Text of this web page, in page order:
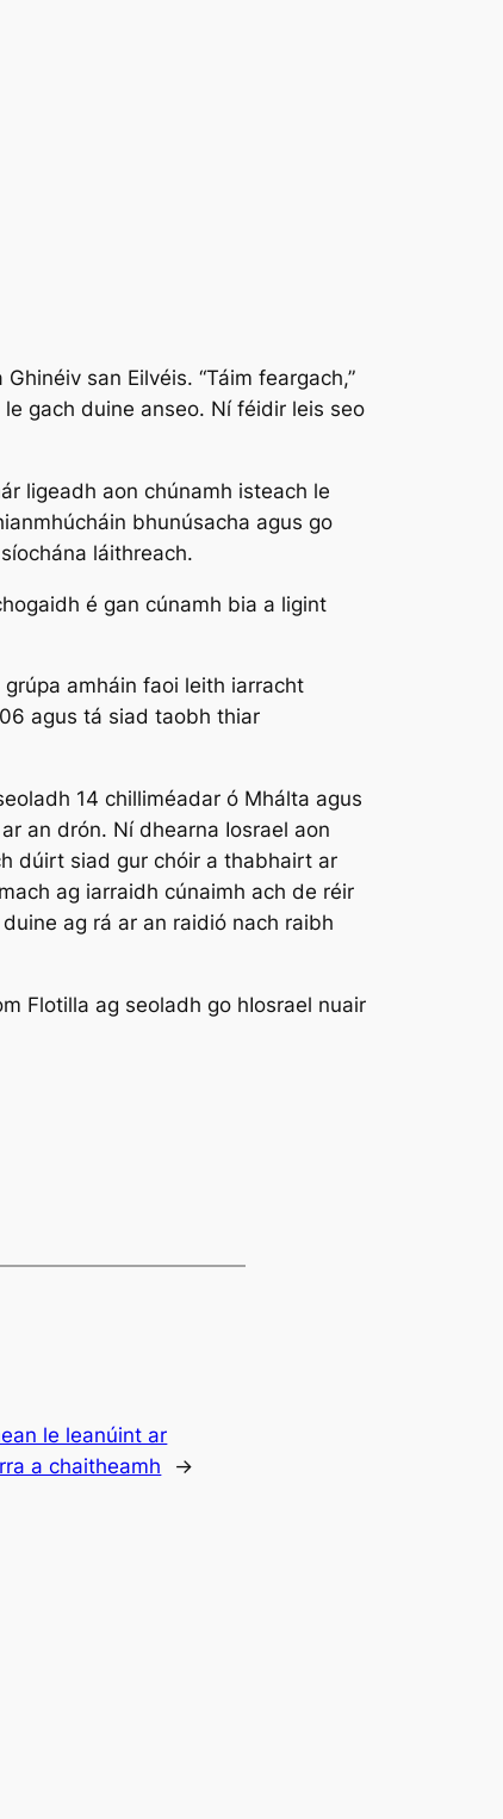
san Eilvéis. “Táim feargach,”
gach duine anseo. Ní féidir leis seo
ligeadh aon chúnamh isteach le
bhunúsacha agus go
láithreach.
é gan cúnamh bia a ligint
amháin faoi leith iarracht
agus tá siad taobh thiar
14 chilliméadar ó Mhálta agus
an drón. Ní dhearna Iosrael aon
dúirt siad gur chóir a thabhairt ar
ag iarraidh cúnaimh ach de réir
ag rá ar an raidió nach raibh
Flotilla ag seoladh go hIosrael nuair
le leanúint ar
a chaitheamh
→